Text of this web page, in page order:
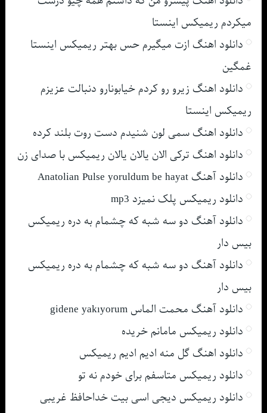
میکردم ریمیکس اینستا
دانلود اهنگ ازت میگیرم حس بهتر ریمیکس اینستا
غمگین
دانلود اهنگ زیرو رو کردم خیابونارو دنبالت عزیزم
ریمیکس اینستا
دانلود اهنگ سمی لون شنیدم دست روت بلند کرده
دانلود اهنگ ترکی الان یالان یالان ریمیکس با صدای زن
دانلود آهنگ Anatolian Pulse yoruldum be hayat
دانلود ریمیکس پلک نمیزد mp3
دانلود آهنگ دو سه شبه که چشمام به دره ریمیکس
بیس دار
دانلود آهنگ دو سه شبه که چشمام به دره ریمیکس
بیس دار
دانلود آهنگ محمت الماس gidene yakıyorum
دانلود ریمیکس مامانم خریده
دانلود اهنگ گل منه ادیم ادیم ریمیکس
دانلود ریمیکس متاسفم برای خودم نه تو
دانلود ریمیکس دیجی اسی بیت خداحافظ غریبی